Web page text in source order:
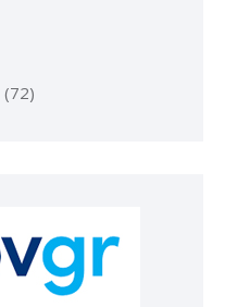
(72)